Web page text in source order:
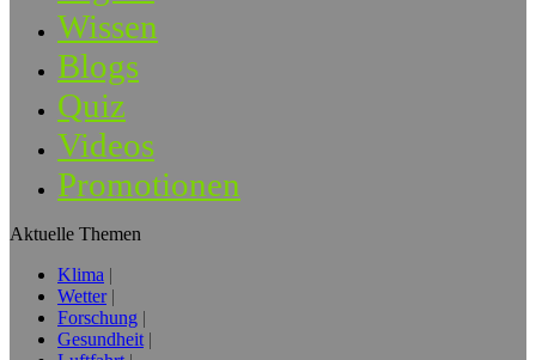
Wissen
Blogs
Quiz
Videos
Promotionen
Aktuelle Themen
Klima
Wetter
Forschung
Gesundheit